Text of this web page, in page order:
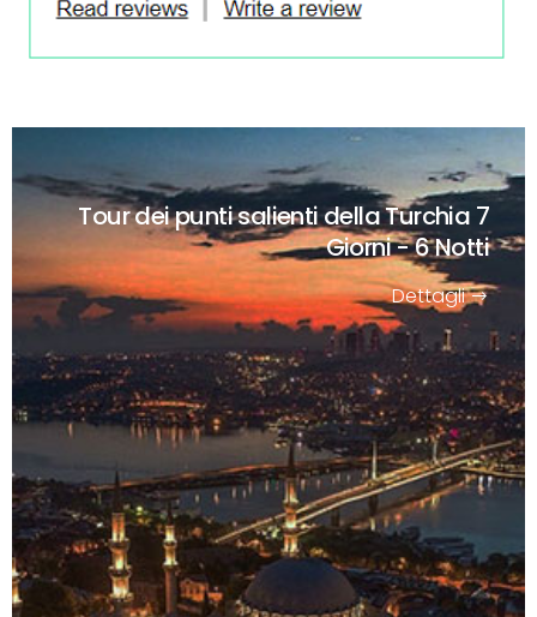
Tour dei punti salienti della Turchia 7
Giorni - 6 Notti
Dettagli